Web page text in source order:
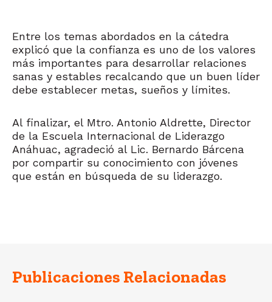
Entre los temas abordados en la cátedra
explicó que la confianza es uno de los valores
más importantes para desarrollar relaciones
sanas y estables recalcando que un buen líder
debe establecer metas, sueños y límites.
Al finalizar, el Mtro. Antonio Aldrette, Director
de la Escuela Internacional de Liderazgo
Anáhuac, agradeció al Lic. Bernardo Bárcena
por compartir su conocimiento con jóvenes
que están en búsqueda de su liderazgo.
Publicaciones Relacionadas